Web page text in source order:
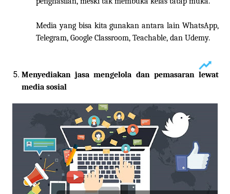
Media yang bisa kitagunakan antara lain WhatsApp,
Telegram, Google Classroom, Teachable, dan Udemy.
Menyediakan jasa mengelola dan pemasaran lewat
media sosial